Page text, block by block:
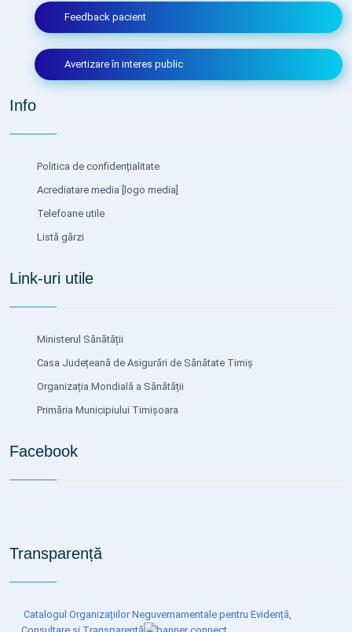
Feedback pacient
Avertizare în interes public
Info
Politica de confidențialitate
Acrediatare media [logo media]
Telefoane utile
Listă gărzi
Link-uri utile
Ministerul Sănătății
Casa Județeană de Asigurări de Sănătate Timiș
Organizația Mondială a Sănătății
Primăria Municipiului Timișoara
Facebook
Transparență
Catalogul Organizațiilor Neguvernamentale pentru Evidență,